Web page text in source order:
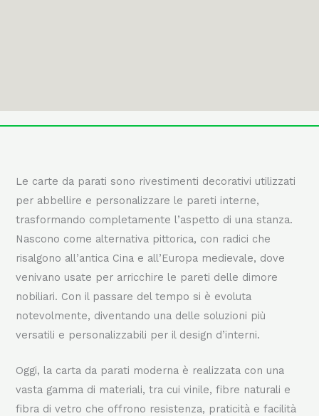
Le carte da parati sono rivestimenti decorativi utilizzati
per abbellire e personalizzare le pareti interne,
trasformando completamente l’aspetto di una stanza.
Nascono come alternativa pittorica, con radici che
risalgono all’antica Cina e all’Europa medievale, dove
venivano usate per arricchire le pareti delle dimore
nobiliari. Con il passare del tempo si è evoluta
notevolmente, diventando una delle soluzioni più
Oggi, la carta da parati moderna è realizzata con una
vasta gamma di materiali, tra cui vinile, fibre naturali e